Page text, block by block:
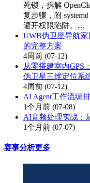
死锁，拆解
复步骤，附
避开权限陷阱。…
UWB伪卫星导航
的完整方案
4周前 (07-12)
从零搭建室内GPS
伪卫星三维定位系
4周前 (07-12)
AI Agent工作流编
1个月前 (07-08)
AI音频处理实战：
1个月前 (07-07)
赛事分析更多